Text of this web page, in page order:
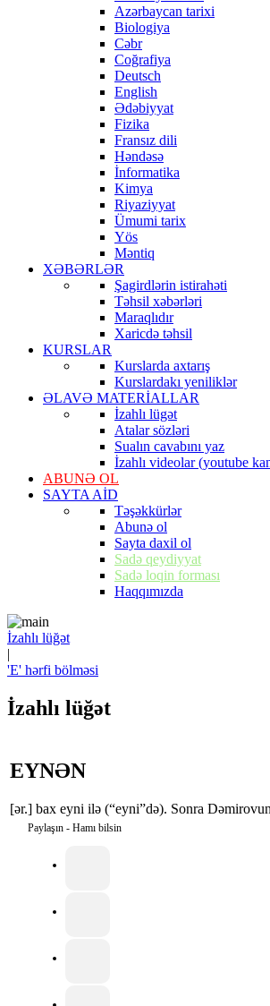
Azərbaycan tarixi
Biologiya
Cəbr
Coğrafiya
Deutsch
English
Ədəbiyyat
Fizika
Fransız dili
Həndəsə
İnformatika
Kimya
Riyaziyyat
Ümumi tarix
Yös
Məntiq
XƏBƏRLƏR
Şagirdlərin istirahəti
Təhsil xəbərləri
Maraqlıdır
Xaricdə təhsil
KURSLAR
Kurslarda axtarış
Kurslardakı yeniliklər
ƏLAVƏ MATERİALLAR
İzahlı lügət
Atalar sözləri
Sualın cavabını yaz
İzahlı videolar (youtube
ABUNƏ OL
SAYTA AİD
Təşəkkürlər
Abunə ol
Sayta daxil ol
Sadə qeydiyyat
Sadə loqin forması
Haqqımızda
İzahlı lüğət
|
'E' hərfi bölməsi
İzahlı lüğət
EYNƏN
[ər.] bax eyni ilə (“eyni”də). Sonra
Paylaşın - Hamı bilsin